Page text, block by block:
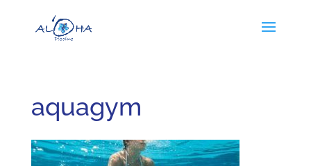
aquagym